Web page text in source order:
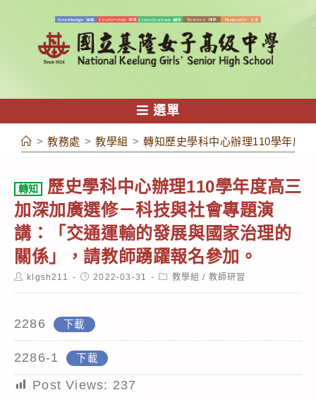
容
選單
> 教務處 > 教學組 > 轉知歷史學科中心辦理110學年度
轉知
歷史學科中心辦理110學年度高三
加深加廣選修－科技與社會專題演
講：「交通運輸的發展與國家治理的
關係」，請教師踴躍報名參加。
Postklgsh211
Post2022-03-31
Post教學組 / 教師研習
2286 下載
2286-1 下載
Post Views: 237